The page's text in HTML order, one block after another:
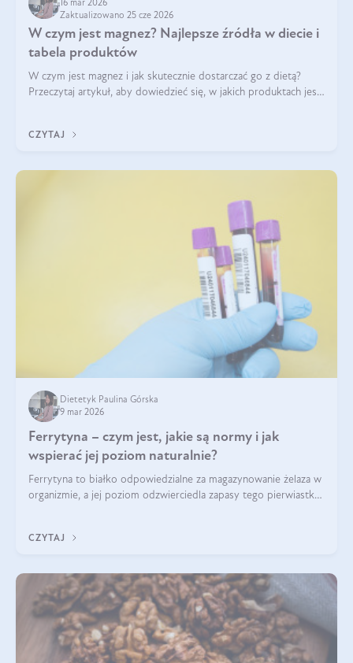
16 mar 2026
Zaktualizowano 25 cze 2026
W czym jest magnez? Najlepsze źródła w diecie i
tabela produktów
W czym jest magnez i jak skutecznie dostarczać go z dietą?
Przeczytaj artykuł, aby dowiedzieć się, w jakich produktach jest
CZYTAJ
Dietetyk Paulina Górska
9 mar 2026
Ferrytyna – czym jest, jakie są normy i jak
wspierać jej poziom naturalnie?
Ferrytyna to białko odpowiedzialne za magazynowanie żelaza w
organizmie, a jej poziom odzwierciedla zapasy tego pierwiastka.
funkcjonowanie (
CZYTAJ